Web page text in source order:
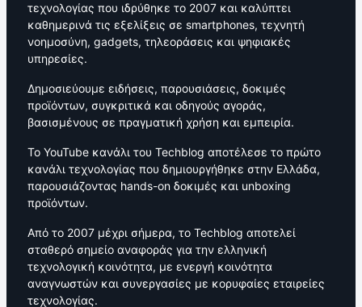
τεχνολογίας που ιδρύθηκε το 2007 και καλύπτει
καθημερινά τις εξελίξεις σε smartphones, τεχνητή
νοημοσύνη, gadgets, τηλεοράσεις και ψηφιακές
υπηρεσίες.
Δημοσιεύουμε ειδήσεις, παρουσιάσεις, δοκιμές
προϊόντων, συγκριτικά και οδηγούς αγοράς,
βασισμένους σε πραγματική χρήση και εμπειρία.
Το YouTube κανάλι του Techblog αποτέλεσε το πρώτο
κανάλι τεχνολογίας που δημιουργήθηκε στην Ελλάδα,
παρουσιάζοντας hands-on δοκιμές και unboxing
προϊόντων.
Από το 2007 μέχρι σήμερα, το Techblog αποτελεί
σταθερό σημείο αναφοράς για την ελληνική
τεχνολογική κοινότητα, με ενεργή κοινότητα
αναγνωστών και συνεργασίες με κορυφαίες εταιρείες
τεχνολογίας.